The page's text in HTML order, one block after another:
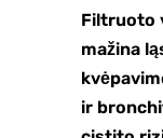
Filtruoto
mažina
ir